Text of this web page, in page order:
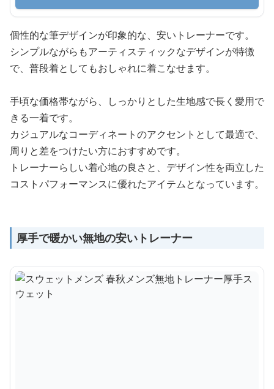
個性的な筆デザインが印象的な、安いトレーナーです。
シンプルながらもアーティスティックなデザインが特徴
で、普段着としてもおしゃれに着こなせます。
手頃な価格帯ながら、しっかりとした生地感で長く愛用で
きる一着です。
カジュアルなコーディネートのアクセントとして最適で、
周りと差をつけたい方におすすめです。
トレーナーらしい着心地の良さと、デザイン性を両立した
コストパフォーマンスに優れたアイテムとなっています。
厚手で暖かい無地の安いトレーナー